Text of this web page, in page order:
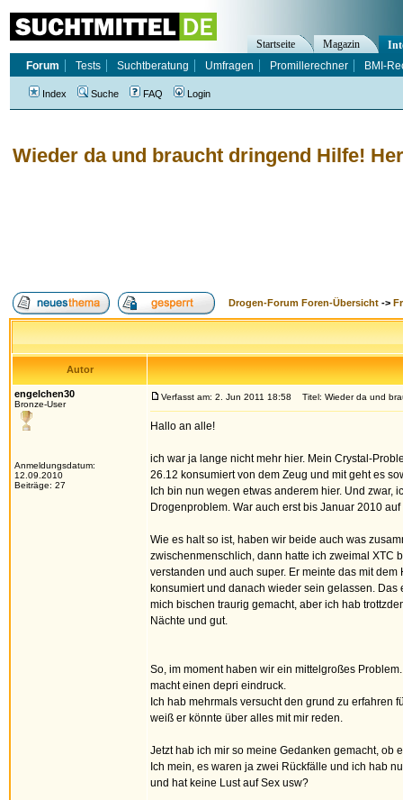
Wieder da und braucht dringend Hilfe!
Drogen-Forum Foren-Übersicht ->
Autor
engelchen30
Bronze-User
Anmeldungsdatum:
12.09.2010
Beiträge: 27
Verfasst am: 2. Jun 2011 18:58 Titel: Wieder da und
Hallo an alle!
ich war ja lange nicht mehr hier. Mein Crystal-
26.12 konsumiert von dem Zeug und mit geht es
Ich bin nun wegen etwas anderem hier. Und
Drogenproblem. War auch erst bis Januar 2010
Wie es halt so ist, haben wir beide auch was
zwischenmenschlich, dann hatte ich zweimal XTC
verstanden und auch super. Er meinte das mit
konsumiert und danach wieder sein gelassen.
mich bischen traurig gemacht, aber ich hab
Nächte und gut.
So, im moment haben wir ein mittelgroßes
macht einen depri eindruck.
Ich hab mehrmals versucht den grund zu erfahren
weiß er könnte über alles mit mir reden.
Jetzt hab ich mir so meine Gedanken gemacht, ob
Ich mein, es waren ja zwei Rückfälle und ich hab
und hat keine Lust auf Sex usw?
Startseite Magazin
Forum
Tests Suchtberatung Umfragen Promillerechner BMI-
Index Suche FAQ Login